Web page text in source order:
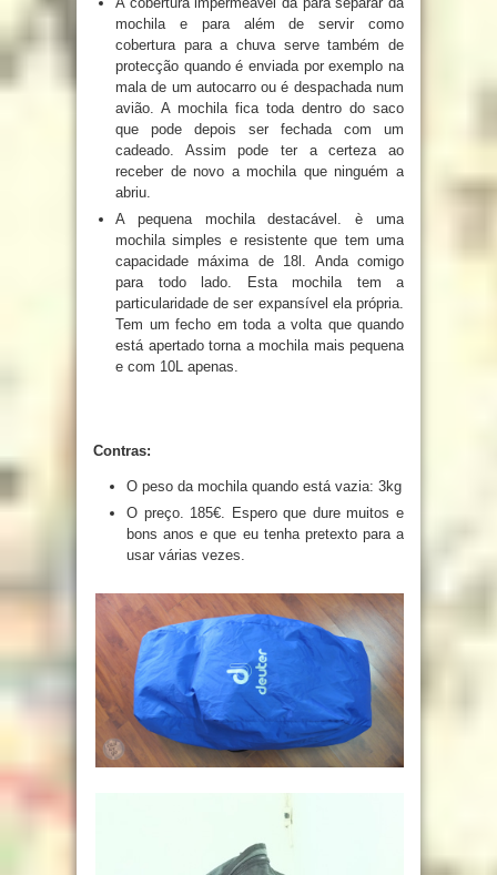
mochila e para além de servir como
cobertura para a chuva serve também de
protecção quando é enviada por exemplo na
mala de um autocarro ou é despachada num
avião. A mochila fica toda dentro do saco
que pode depois ser fechada com um
cadeado. Assim pode ter a certeza ao
receber de novo a mochila que ninguém a
abriu.
A pequena mochila destacável. è uma
mochila simples e resistente que tem uma
capacidade máxima de 18l. Anda comigo
para todo lado. Esta mochila tem a
particularidade de ser expansível ela própria.
Tem um fecho em toda a volta que quando
está apertado torna a mochila mais pequena
e com 10L apenas.
Contras:
O peso da mochila quando está vazia: 3kg
O preço. 185€. Espero que dure muitos e
bons anos e que eu tenha pretexto para a
usar várias vezes.